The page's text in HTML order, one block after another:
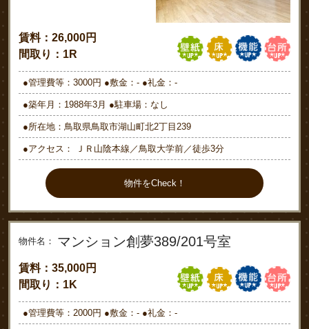
賃料：26,000円
間取り：1R
●管理費等：3000円 ●敷金：- ●礼金：-
●築年月：1988年3月 ●駐車場：なし
●所在地：鳥取県鳥取市湖山町北2丁目239
●アクセス： ＪＲ山陰本線／鳥取大学前／徒歩3分
物件をCheck！
物件名： マンション創夢389/201号室
賃料：35,000円
間取り：1K
●管理費等：2000円 ●敷金：- ●礼金：-